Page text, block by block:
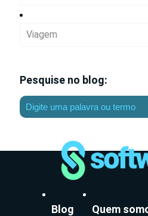
Viagem
Pesquise no blog:
Blog Quem